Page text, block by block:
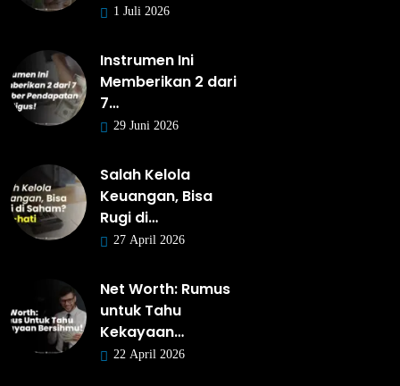
1 Juli 2026
Instrumen Ini
Memberikan 2 dari
7…
29 Juni 2026
Salah Kelola
Keuangan, Bisa
Rugi di…
27 April 2026
Net Worth: Rumus
untuk Tahu
Kekayaan…
22 April 2026